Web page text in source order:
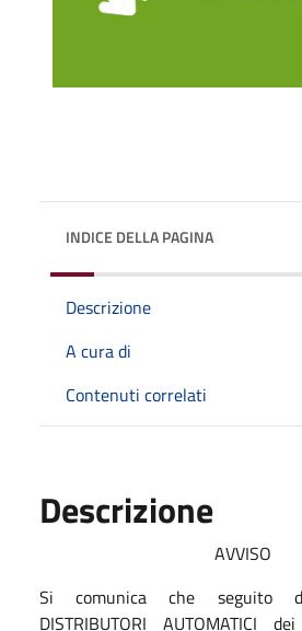
INDICE DELLA PAGINA
Descrizione
A cura di
Contenuti correlati
Descrizione
AVVISO
Si comunica che seguito
DISTRIBUTORI AUTOMATICI